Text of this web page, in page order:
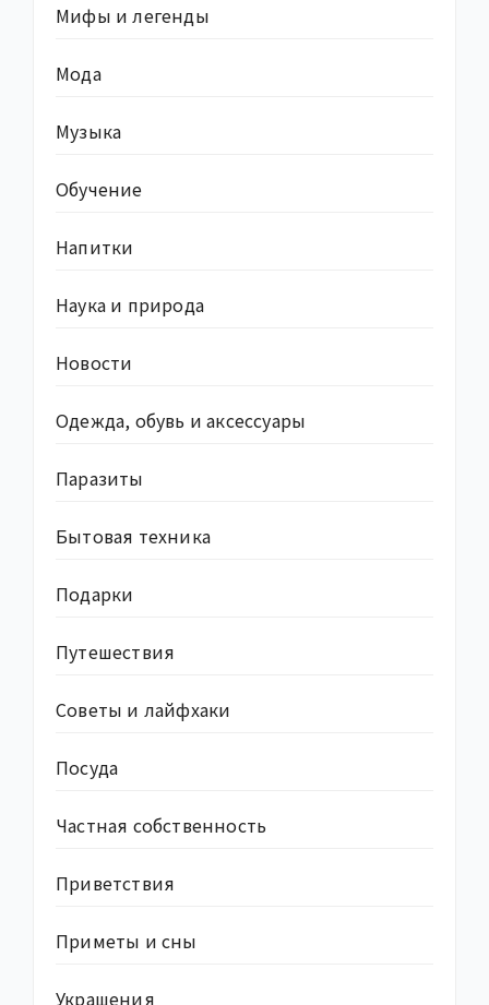
Мифы и легенды
Мода
Музыка
Обучение
Напитки
Наука и природа
Новости
Одежда, обувь и аксессуары
Паразиты
Бытовая техника
Подарки
Путешествия
Советы и лайфхаки
Посуда
Частная собственность
Приветствия
Приметы и сны
Украшения